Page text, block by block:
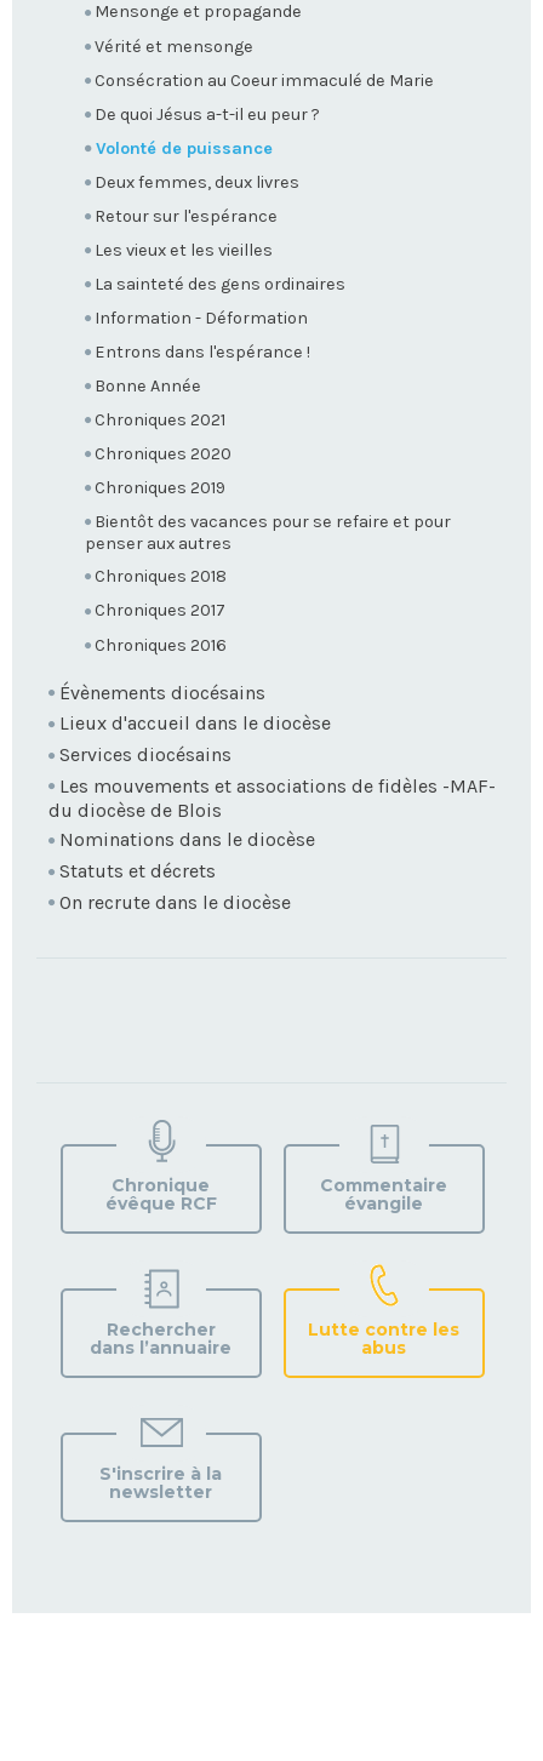
Mensonge et propagande
Vérité et mensonge
Consécration au Coeur immaculé de Marie
De quoi Jésus a-t-il eu peur ?
Volonté de puissance
Deux femmes, deux livres
Retour sur l'espérance
Les vieux et les vieilles
La sainteté des gens ordinaires
Information - Déformation
Entrons dans l'espérance !
Bonne Année
Chroniques 2021
Chroniques 2020
Chroniques 2019
Bientôt des vacances pour se refaire et pour
penser aux autres
Chroniques 2018
Chroniques 2017
Chroniques 2016
Évènements diocésains
Lieux d'accueil dans le diocèse
Services diocésains
Les mouvements et associations de fidèles -MAF-
du diocèse de Blois
Nominations dans le diocèse
Statuts et décrets
On recrute dans le diocèse
VOTRE
PAROISSE
Chronique
évêque RCF
Commentaire
évangile
Rechercher
dans l’annuaire
Lutte contre les
abus
S'inscrire à la
newsletter